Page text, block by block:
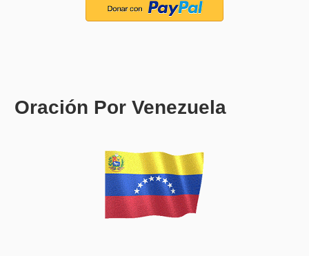
Oración Por Venezuela